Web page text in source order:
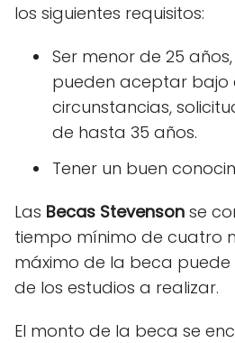
los siguientes requisitos:
Ser menor de 25
pueden aceptar bajo
circunstancias,
de hasta 35 años.
Tener un buen
Las Becas Stevenson se
tiempo mínimo de cuatro
máximo de la beca puede
de los estudios a realizar.
El monto de la beca se